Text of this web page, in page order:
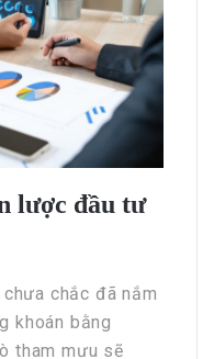
lược đầu tư
chắc đã nắm
khoán bằng
tham mưu sẽ